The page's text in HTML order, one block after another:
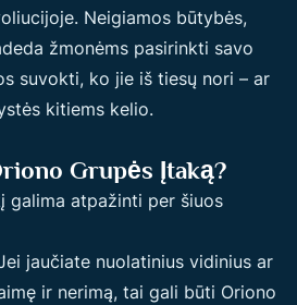
Neigiamos būtybės,
žmonėms pasirinkti savo
suvokti, ko jie iš tiesų nori – ar
kitiems kelio.
Grupės Įtaką?
galima atpažinti per šiuos
jaučiate nuolatinius vidinius ar
ir nerimą, tai gali būti Oriono